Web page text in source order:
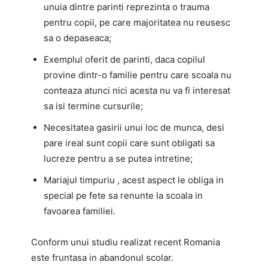
unuia dintre parinti reprezinta o trauma
pentru copii, pe care majoritatea nu reusesc
sa o depaseaca;
Exemplul oferit de parinti, daca copilul
provine dintr-o familie pentru care scoala nu
conteaza atunci nici acesta nu va fi interesat
sa isi termine cursurile;
Necesitatea gasirii unui loc de munca, desi
pare ireal sunt copii care sunt obligati sa
lucreze pentru a se putea intretine;
Mariajul timpuriu , acest aspect le obliga in
special pe fete sa renunte la scoala in
favoarea familiei.
Conform unui studiu realizat recent Romania
este fruntasa in abandonul scolar.